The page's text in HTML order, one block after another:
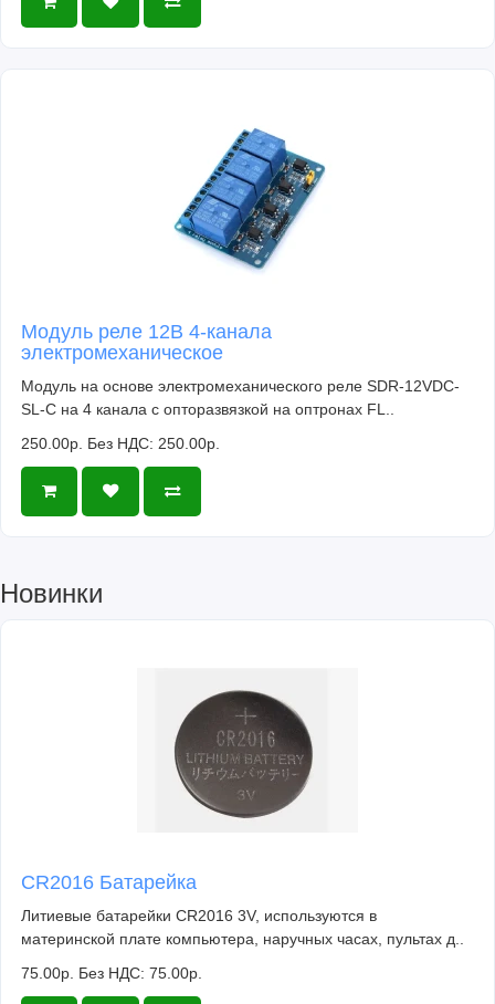
Модуль реле 12В 4-канала
электромеханическое
Модуль на основе электромеханического реле SDR-12VDC-
SL-C на 4 канала с опторазвязкой на оптронах FL..
250.00р. Без НДС: 250.00р.
Новинки
CR2016 Батарейка
Литиевые батарейки CR2016 3V, используются в
материнской плате компьютера, наручных часах, пультах д..
75.00р. Без НДС: 75.00р.